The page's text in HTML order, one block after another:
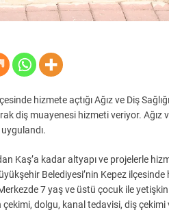
hizmete açtığı Ağız ve Diş
diş muayenesi hizmeti veriyor. Ağız
Kaş’a kadar altyapı ve projelerle
Belediyesi’nin Kepez
7 yaş ve üstü çocuk ile
dolgu, kanal tedavisi, diş